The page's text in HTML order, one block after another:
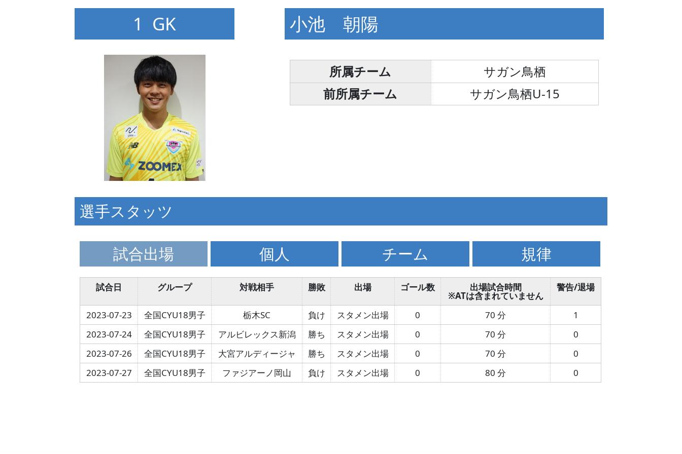
1 GK 小池 朝陽
所属チーム
サガン鳥栖
前所属チーム
サガン鳥栖U-15
選手スタッツ
試合出場 個人 チーム 規律
試合日 グループ 対戦相手 勝敗 出場 ゴール数 出場試合時間
※ATは含まれていません
警告/退場
2023-07-23 全国CYU18男子 栃木SC 負け スタメン出場 0 70 分
1
2023-07-24
全国CYU18男子 アルビレックス新潟 勝ち スタメン出場 0 70 分
0
2023-07-26
全国CYU18男子 大宮アルディージャ 勝ち スタメン出場 0 70 分
0
2023-07-27
全国CYU18男子 ファジアーノ岡山 負け スタメン出場 0 80 分 0